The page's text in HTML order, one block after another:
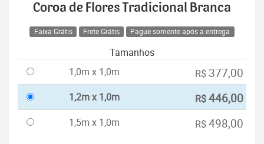
Coroa de Flores Tradicional Branca
Faixa Grátis Frete Grátis Pague somente após a entrega
Tamanhos
1,0m x 1,0m
R$ 377,00
1,2m x 1,0m R$446,00
1,5m x 1,0m R$ 498,00